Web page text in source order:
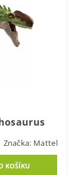
Značka: Mattel